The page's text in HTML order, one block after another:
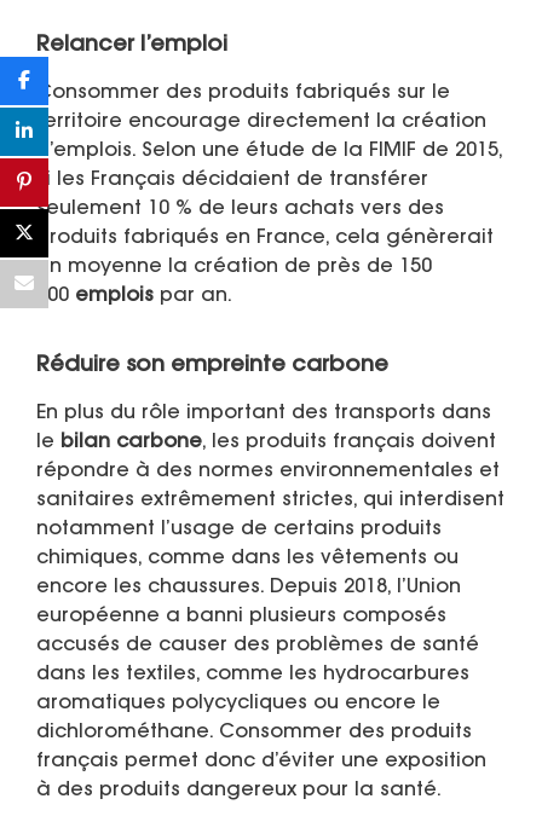
Relancer l’emploi
Consommer des produits fabriqués sur le
territoire encourage directement la création
d’emplois. Selon une étude de la FIMIF de 2015,
si les Français décidaient de transférer
seulement 10 % de leurs achats vers des
produits fabriqués en France, cela génèrerait
en moyenne la création de près de 150
000 emplois par an.
Réduire son empreinte carbone
En plus du rôle important des transports dans
le bilan carbone, les produits français doivent
répondre à des normes environnementales et
sanitaires extrêmement strictes, qui interdisent
notamment l’usage de certains produits
chimiques, comme dans les vêtements ou
encore les chaussures. Depuis 2018, l’Union
européenne a banni plusieurs composés
accusés de causer des problèmes de santé
dans les textiles, comme les hydrocarbures
aromatiques polycycliques ou encore le
dichlorométhane. Consommer des produits
français permet donc d’éviter une exposition
à des produits dangereux pour la santé.